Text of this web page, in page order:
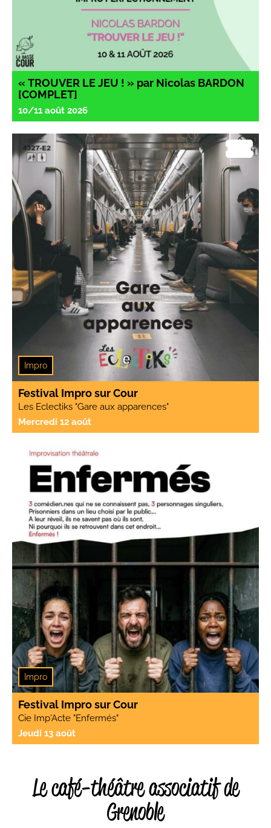
« TROUVER LE JEU ! » par Nicolas BARDON
[COMPLET]
10/11 août 2026
Impro
Festival Impro sur Cour
Les Eclectiks "Gare aux apparences"
Mercredi 12 août
Impro
Festival Impro sur Cour
Cie Imp'Acte "Enfermés"
Jeudi 13 août
Le café-théâtre associatif de
Grenoble